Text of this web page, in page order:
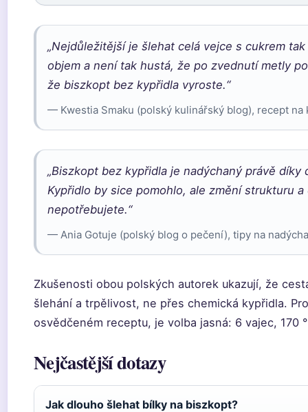
„Nejdůležitější je šlehat celá vejce s cukrem
objem a není tak hustá, že po zvednutí metly
že biszkopt bez kypřidla vyroste.“
— Kwestia Smaku (polský kulinářský blog), recept na
„Biszkopt bez kypřidla je nadýchaný právě
Kypřidlo by sice pomohlo, ale změní strukturu
nepotřebujete.“
— Ania Gotuje (polský blog o pečení), tipy na
Zkušenosti obou polských autorek ukazují, že
šlehání a trpělivost, ne přes chemická kypřidla.
osvědčeném receptu, je volba jasná: 6 vajec, 170
Nejčastější dotazy
Jak dlouho šlehat bílky na biszkopt?